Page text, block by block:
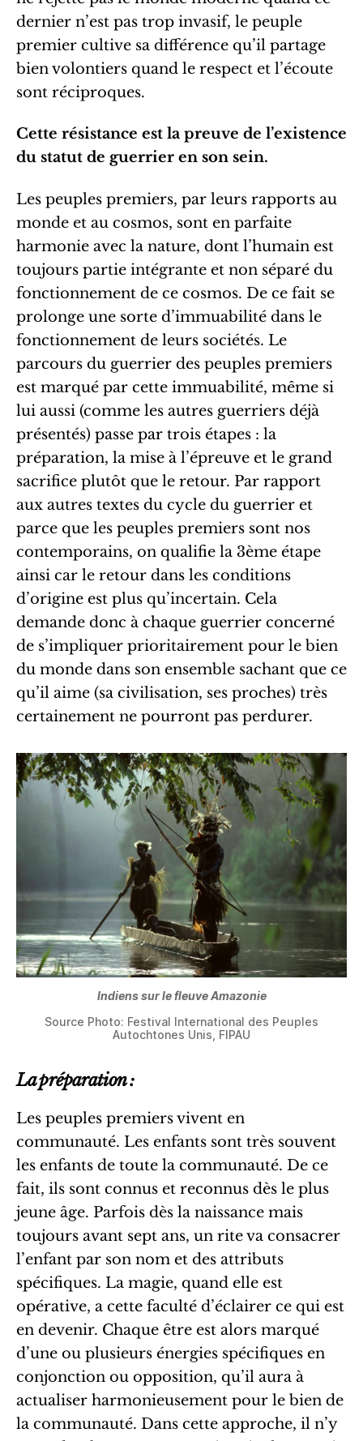
dernier n’est pas trop invasif, le peuple
premier cultive sa différence qu’il partage
bien volontiers quand le respect et l’écoute
sont réciproques.
Cette résistance est la preuve de l’existence
du statut de guerrier en son sein.
Les peuples premiers, par leurs rapports au
monde et au cosmos, sont en parfaite
harmonie avec la nature, dont l’humain est
toujours partie intégrante et non séparé du
fonctionnement de ce cosmos. De ce fait se
prolonge une sorte d’immuabilité dans le
fonctionnement de leurs sociétés. Le
parcours du guerrier des peuples premiers
est marqué par cette immuabilité, même si
lui aussi (comme les autres guerriers déjà
présentés) passe par trois étapes : la
préparation, la mise à l’épreuve et le grand
sacrifice plutôt que le retour. Par rapport
aux autres textes du cycle du guerrier et
parce que les peuples premiers sont nos
contemporains, on qualifie la 3ème étape
ainsi car le retour dans les conditions
d’origine est plus qu’incertain. Cela
demande donc à chaque guerrier concerné
de s’impliquer prioritairement pour le bien
du monde dans son ensemble sachant que ce
qu’il aime (sa civilisation, ses proches) très
certainement ne pourront pas perdurer.
Indiens sur le fleuve Amazonie
Source Photo: Festival International des Peuples
Autochtones Unis, FIPAU
La préparation :
Les peuples premiers vivent en
communauté. Les enfants sont très souvent
les enfants de toute la communauté. De ce
fait, ils sont connus et reconnus dès le plus
jeune âge. Parfois dès la naissance mais
toujours avant sept ans, un rite va consacrer
l’enfant par son nom et des attributs
spécifiques. La magie, quand elle est
opérative, a cette faculté d’éclairer ce qui est
en devenir. Chaque être est alors marqué
d’une ou plusieurs énergies spécifiques en
conjonction ou opposition, qu’il aura à
actualiser harmonieusement pour le bien de
la communauté. Dans cette approche, il n’y